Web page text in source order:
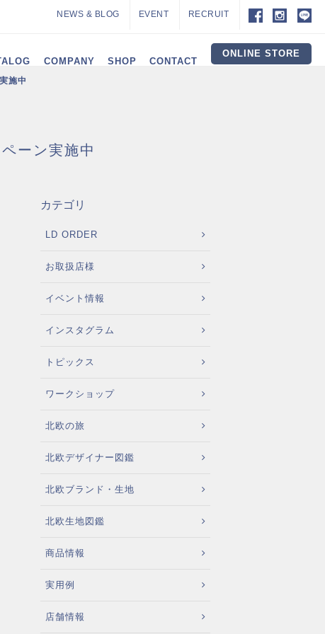
NEWS & BLOG EVENT RECRUIT
COMPANY SHOP CONTACT
ONLINE STORE
施中
ーン実施中
カテゴリ
LD ORDER
お取扱店様
イベント情報
インスタグラム
トピックス
ワークショップ
北欧の旅
北欧デザイナー図鑑
北欧ブランド・生地
北欧生地図鑑
商品情報
実用例
店舗情報